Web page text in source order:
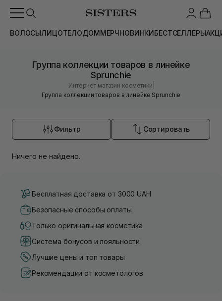
ВОЛОСЫЛИЦОТЕЛОДОММЕРЧНОВИНКИБЕСТСЕЛЛЕРЫ
Группа коллекции товаров в линейке
Sprunchie
Интернет магазин косметики
Группа коллекции товаров в линейке Sprunchie
Фильтр Сортировать
Ничего не найдено.
Бесплатная доставка от 3000 UAH
Безопасные способы оплаты
Только оригинальная косметика
Система бонусов и лояльности
Лучшие цены и топ товары
Рекомендации от косметологов